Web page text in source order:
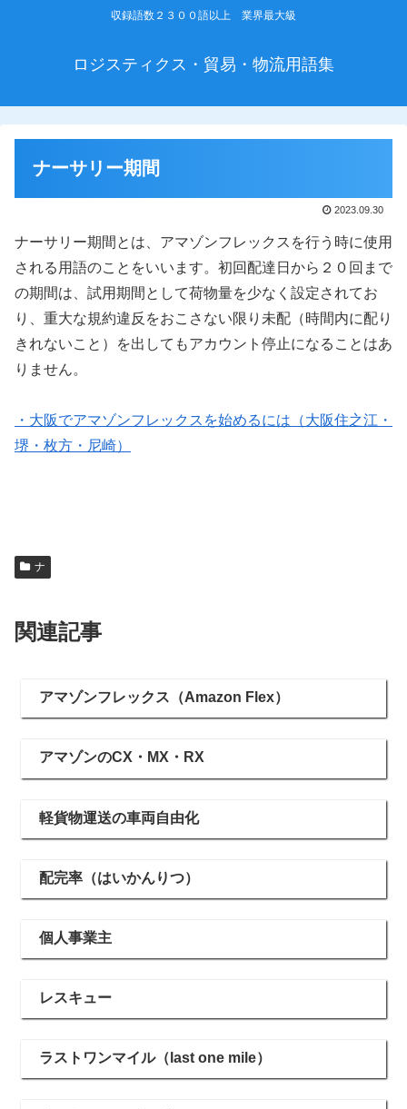
収録語数２３００語以上 業界最大級
ロジスティクス・貿易・物流用語集
ナーサリー期間
2023.09.30
ナーサリー期間とは、アマゾンフレックスを行う時に使用
される用語のことをいいます。初回配達日から２０回まで
の期間は、試用期間として荷物量を少なく設定されてお
り、重大な規約違反をおこさない限り未配（時間内に配り
きれないこと）を出してもアカウント停止になることはあ
りません。
・大阪でアマゾンフレックスを始めるには（大阪住之江・
堺・枚方・尼崎）
ナ
関連記事
アマゾンフレックス（Amazon Flex）
アマゾンのCX・MX・RX
軽貨物運送の車両自由化
配完率（はいかんりつ）
個人事業主
レスキュー
ラストワンマイル（last one mile）